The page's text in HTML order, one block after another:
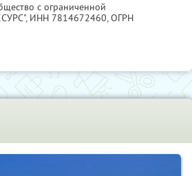
с ограниченной
ИНН 7814672460, ОГРН